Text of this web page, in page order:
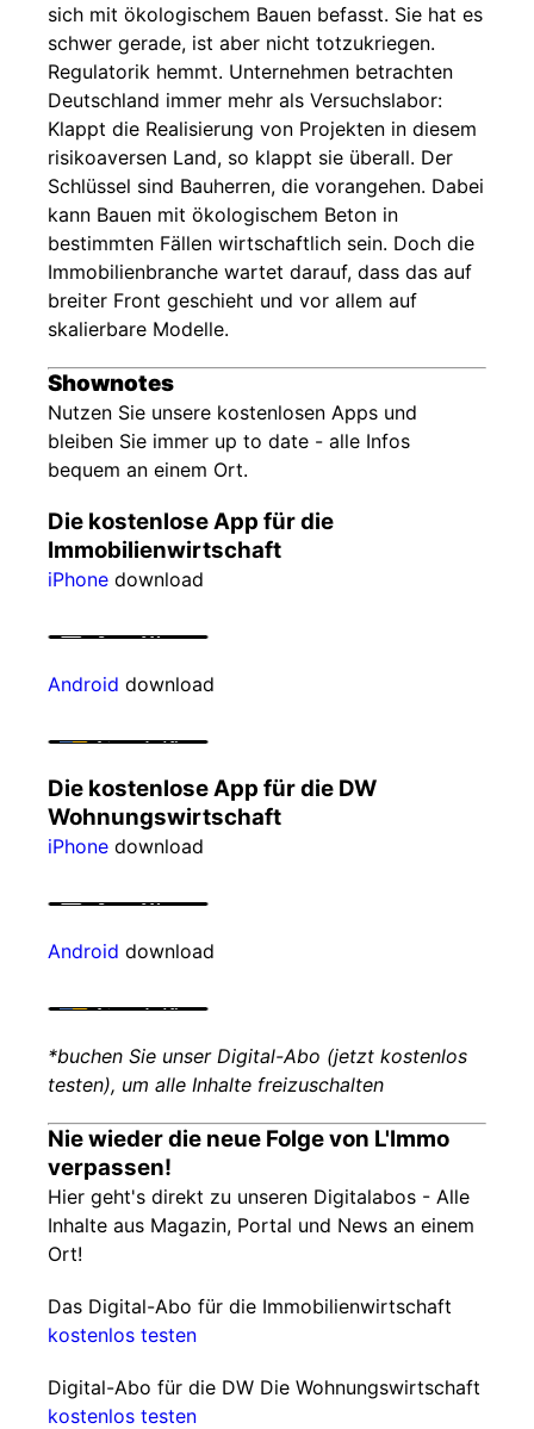
sich mit ökologischem Bauen befasst. Sie hat es
schwer gerade, ist aber nicht totzukriegen.
Regulatorik hemmt. Unternehmen betrachten
Deutschland immer mehr als Versuchslabor:
Klappt die Realisierung von Projekten in diesem
risikoaversen Land, so klappt sie überall. Der
Schlüssel sind Bauherren, die vorangehen. Dabei
kann Bauen mit ökologischem Beton in
bestimmten Fällen wirtschaftlich sein. Doch die
Immobilienbranche wartet darauf, dass das auf
breiter Front geschieht und vor allem auf
skalierbare Modelle.
Shownotes
Nutzen Sie unsere kostenlosen Apps und
bleiben Sie immer up to date - alle Infos
bequem an einem Ort.
Die kostenlose App für die
Immobilienwirtschaft
iPhone download
Android download
Die kostenlose App für die DW
Wohnungswirtschaft
iPhone download
Android download
*buchen Sie unser Digital-Abo (jetzt kostenlos
testen), um alle Inhalte freizuschalten
Nie wieder die neue Folge von L'Immo
verpassen!
Hier geht's direkt zu unseren Digitalabos - Alle
Inhalte aus Magazin, Portal und News an einem
Ort!
Das Digital-Abo für die Immobilienwirtschaft
kostenlos testen
Digital-Abo für die DW Die Wohnungswirtschaft
kostenlos testen